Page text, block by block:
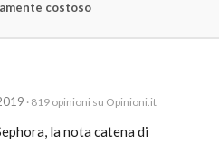
costoso
· 819 opinioni su Opinioni.it
la nota catena di